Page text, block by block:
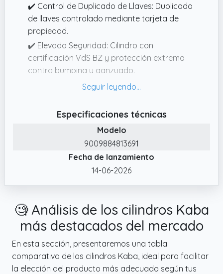
✔️ Control de Duplicado de Llaves: Duplicado
de llaves controlado mediante tarjeta de
propiedad.
✔️ Elevada Seguridad: Cilindro con
certificación VdS BZ y protección extrema
contra bumping y ganzuado.
✔️ Incluye Cinco Llaves LK: Proporciona
llaves largas incluidas.
de perfil europeo y puertas exteriores e
interiores de alta seguridad.
Especificaciones técnicas
Modelo
9009884813691
Fecha de lanzamiento
14-06-2026
🧐 Análisis de los cilindros Kaba
más destacados del mercado
En esta sección, presentaremos una tabla
comparativa de los cilindros Kaba, ideal para facilitar
la elección del producto más adecuado según tus